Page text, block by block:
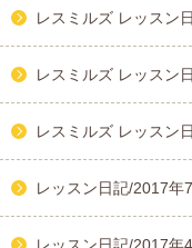
レスミルズ レッスン
レスミルズ レッスン
レスミルズ レッスン
レッスン日記/2017年
レッスン日記/2017年